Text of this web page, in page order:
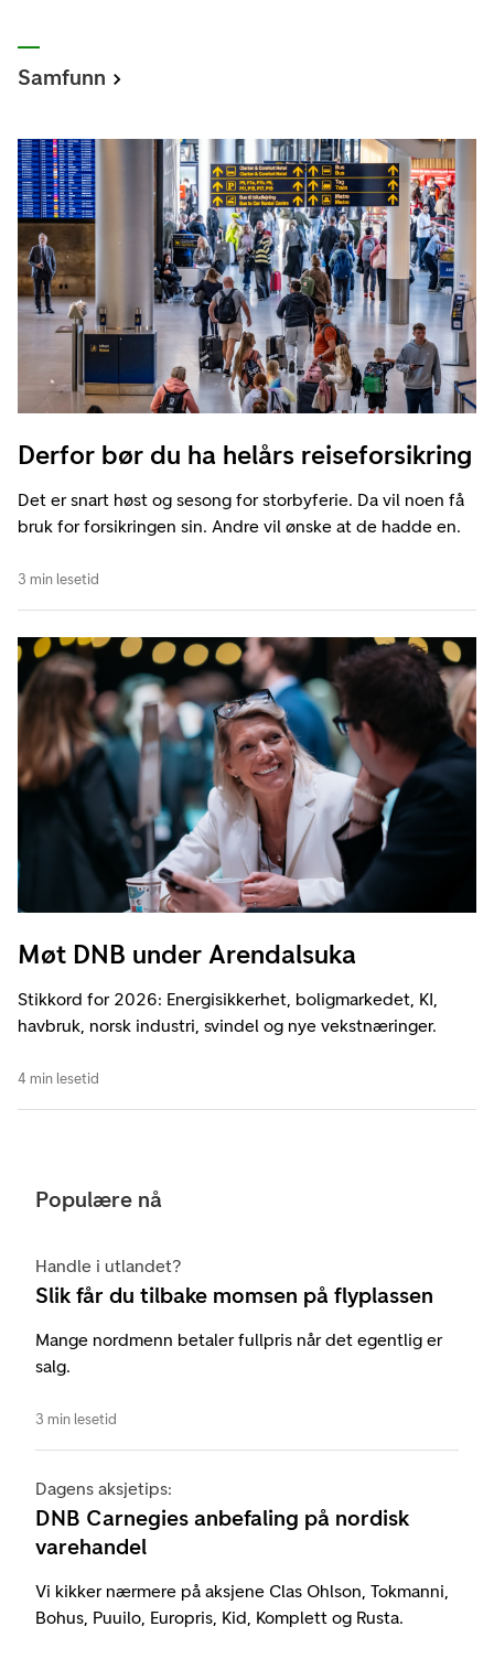
Samfunn
Derfor bør du ha helårs reiseforsikring
Det er snart høst og sesong for storbyferie. Da vil noen få
bruk for forsikringen sin. Andre vil ønske at de hadde en.
3 min lesetid
Møt DNB under Arendalsuka
Stikkord for 2026: Energisikkerhet, boligmarkedet, KI,
havbruk, norsk industri, svindel og nye vekstnæringer.
4 min lesetid
Populære nå
Handle i utlandet?
Slik får du tilbake momsen på flyplassen
Mange nordmenn betaler fullpris når det egentlig er
salg.
3 min lesetid
Dagens aksjetips:
DNB Carnegies anbefaling på nordisk
varehandel
Vi kikker nærmere på aksjene Clas Ohlson, Tokmanni,
Bohus, Puuilo, Europris, Kid, Komplett og Rusta.